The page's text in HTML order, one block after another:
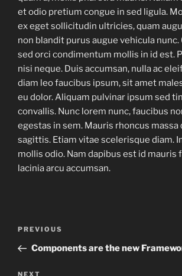
et odio pretium congue in sed ligula.
ex eget sollicitudin ultricies, quam
non blandit purus augue vehicula nunc.
sed orci condimentum mollis in id est.
nisi neque. Duis accumsan, nulla ac
diam leo faucibus ipsum, sit amet
eu dolor. Aliquam pulvinar ipsum sed
convallis. Nunc lorem nunc, faucibus
egestas in sem. Mauris rhoncus massa
sagittis. Etiam vitae scelerisque diam.
mollis odio. Nam dapibus est id mauris
lacinia arcu accumsan.
Previous
Post
PREVIOUS
Components are the new
NEXT